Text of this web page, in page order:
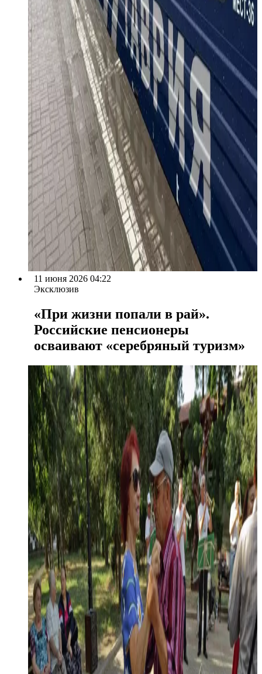
11 июня 2026 04:22
Эксклюзив
«При жизни попали в рай».
Российские пенсионеры
осваивают «серебряный туризм»